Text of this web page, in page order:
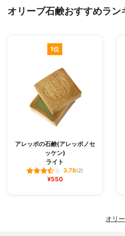
オリーブ石鹸おすすめラン
1位
アレッポの石鹸(アレッポノセ
ッケン)
ライト
3.78(2)
¥550
オリ